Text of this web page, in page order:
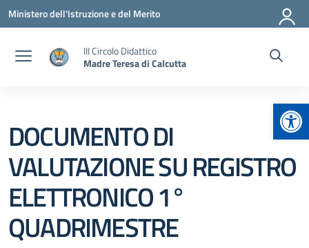
Vai ai contenuti
Vai al menu di navigazione
Vai al footer
Ministero dell'Istruzione e del Merito
III Circolo Didattico
Madre Teresa di Calcutta
DOCUMENTO DI
VALUTAZIONE SU REGISTRO
ELETTRONICO 1°
QUADRIMESTRE